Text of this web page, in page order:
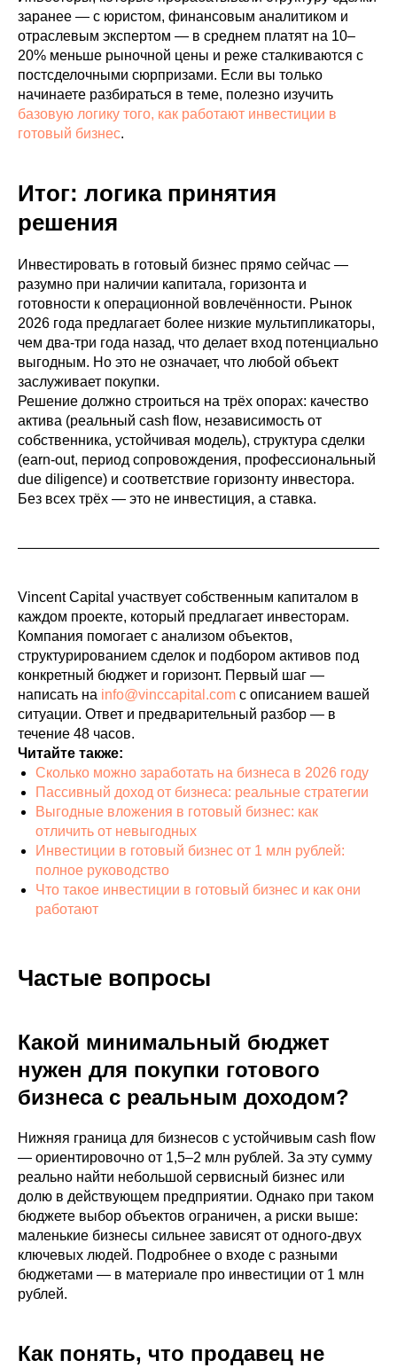
заранее — с юристом, финансовым аналитиком и
отраслевым экспертом — в среднем платят на 10–
20% меньше рыночной цены и реже сталкиваются с
постсделочными сюрпризами. Если вы только
начинаете разбираться в теме, полезно изучить
базовую логику того, как работают инвестиции в
готовый бизнес.
Итог: логика принятия
решения
Инвестировать в готовый бизнес прямо сейчас —
разумно при наличии капитала, горизонта и
готовности к операционной вовлечённости. Рынок
2026 года предлагает более низкие мультипликаторы,
чем два-три года назад, что делает вход потенциально
выгодным. Но это не означает, что любой объект
заслуживает покупки.
Решение должно строиться на трёх опорах: качество
актива (реальный cash flow, независимость от
собственника, устойчивая модель), структура сделки
(earn-out, период сопровождения, профессиональный
due diligence) и соответствие горизонту инвестора.
Без всех трёх — это не инвестиция, а ставка.
Vincent Capital участвует собственным капиталом в
каждом проекте, который предлагает инвесторам.
Компания помогает с анализом объектов,
структурированием сделок и подбором активов под
конкретный бюджет и горизонт. Первый шаг —
написать на info@vinccapital.com с описанием вашей
ситуации. Ответ и предварительный разбор — в
течение 48 часов.
Читайте также:
Сколько можно заработать на бизнеса в 2026 году
Пассивный доход от бизнеса: реальные стратегии
Выгодные вложения в готовый бизнес: как
отличить от невыгодных
Инвестиции в готовый бизнес от 1 млн рублей:
полное руководство
Что такое инвестиции в готовый бизнес и как они
работают
Частые вопросы
Какой минимальный бюджет
нужен для покупки готового
бизнеса с реальным доходом?
Нижняя граница для бизнесов с устойчивым cash flow
— ориентировочно от 1,5–2 млн рублей. За эту сумму
реально найти небольшой сервисный бизнес или
долю в действующем предприятии. Однако при таком
бюджете выбор объектов ограничен, а риски выше:
маленькие бизнесы сильнее зависят от одного-двух
ключевых людей. Подробнее о входе с разными
бюджетами — в материале про инвестиции от 1 млн
рублей.
Как понять, что продавец не